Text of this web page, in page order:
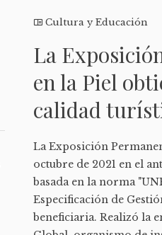
Cultura y Educación
La
en la Piel
calidad
La Exposición
octubre de 2021 en el
basada en la norma
Especificación de
beneficiaria. Realizó la